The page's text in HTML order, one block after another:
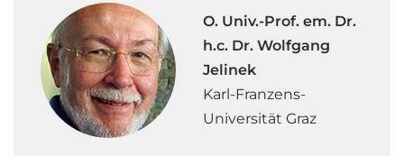
O. Univ.-Prof. em. Dr.
h.c. Dr. Wolfgang
Jelinek
Karl-Franzens-
Universität Graz